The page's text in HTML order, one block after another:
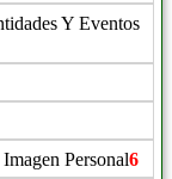
Y Eventos
Personal6